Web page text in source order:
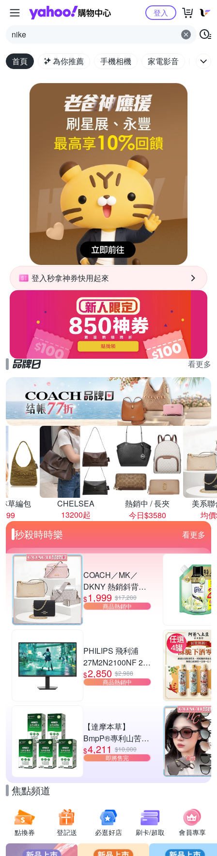
Yahoo購物中心
nike
登入
首頁 為你推薦 手機相機 家電影音 電腦
登入秒拿神券快用起來
看更多
草編包
CHELSEA
13200起
熱銷中 / 長夾
今日$3580
美系
均
秒殺時時樂 看更多
COACH／MK／
DKNY 熱銷斜背包.
小廢包 多款供選
$1,999 $17,200
商品熱銷中
PHILIPS 飛利浦
27M2N2100NF 27
型 IPS FHD 144Hz
電競螢幕
$2,850 $2,988
商品熱銷中
【達摩本草】
BmpP®專利山苦瓜
胜肽x5盒(90顆/盒、
共450顆)
$4,211 $10,000
即將售完
焦點頻道
點換券 登記送 必逛好店 刷卡/超取 會員專享